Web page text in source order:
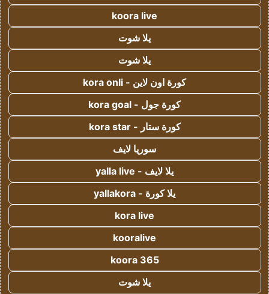
koora live
يلا شوت
يلا شوت
كورة اون لاين - kora onli
كورة جول - kora goal
كورة ستار - kora star
سوريا لايف
يلا لايف - yalla live
يلا كورة - yallakora
kora live
kooralive
koora 365
يلا شوت